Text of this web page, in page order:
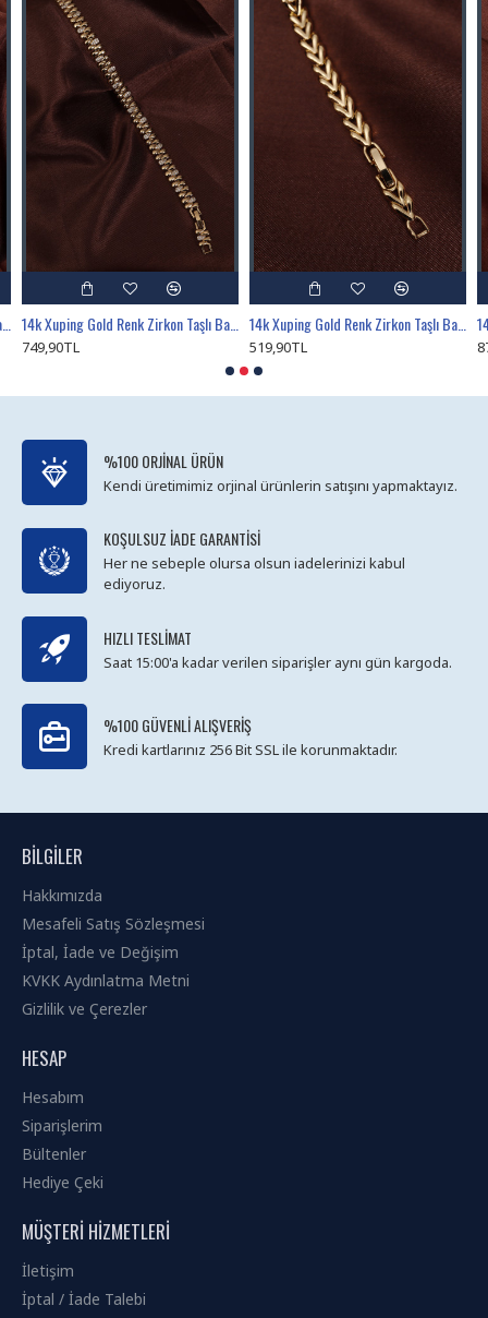
749,90TL 519,90TL
%100 ORJINAL ÜRÜN
Kendi üretimimiz orjinal ürünlerin satışını yapmaktayız.
KOŞULSUZ İADE GARANTISI
Her ne sebeple olursa olsun iadelerinizi kabul
ediyoruz.
HIZLI TESLIMAT
Saat 15:00'a kadar verilen siparişler aynı gün kargoda.
%100 GÜVENLI ALIŞVERIŞ
Kredi kartlarınız 256 Bit SSL ile korunmaktadır.
BILGILER
Hakkımızda
Mesafeli Satış Sözleşmesi
İptal, İade ve Değişim
KVKK Aydınlatma Metni
Gizlilik ve Çerezler
HESAP
Hesabım
Siparişlerim
Bültenler
Hediye Çeki
MÜŞTERI HIZMETLERI
İletişim
İptal / İade Talebi